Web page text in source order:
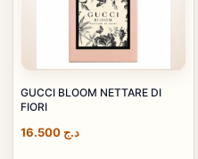
GUCCI BLOOM NETTARE DI
FIORI
د.ج